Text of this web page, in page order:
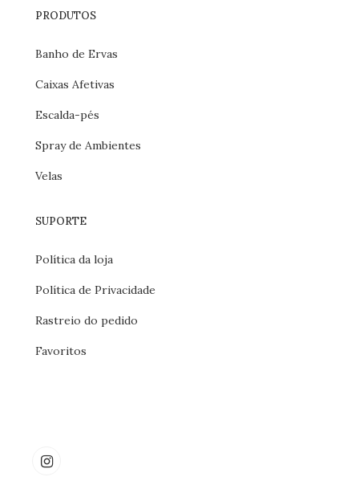
PRODUTOS
Banho de Ervas
Caixas Afetivas
Escalda-pés
Spray de Ambientes
Velas
SUPORTE
Política da loja
Política de Privacidade
Rastreio do pedido
Favoritos